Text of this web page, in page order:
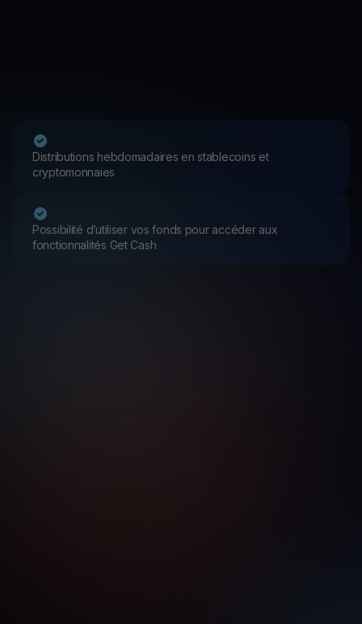
Distributions hebdomadaires en stablecoins et
cryptomonnaies
Possibilité d’utiliser vos fonds pour accéder aux
fonctionnalités Get Cash